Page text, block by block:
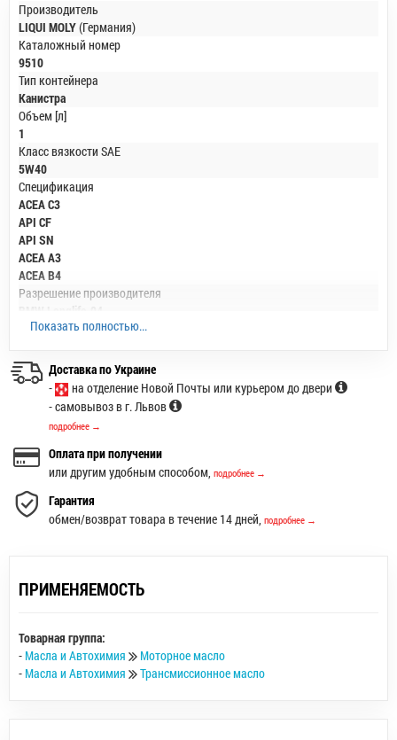
Производитель
LIQUI MOLY(Германия)
Каталожный номер
9510
Тип контейнера
Канистра
Объем [л]
1
Класс вязкости SAE
5W40
Спецификация
ACEA C3
API CF
API SN
ACEA A3
ACEA B4
Разрешение производителя
BMW Longlife-04
Ford WSS-M2C 917-A
Porsche A40
VW 502 00
VW 505 00
Рекомендации производителя масла
Fiat 9.55535-H2
Fiat 9.55535-M2
Fiat 9.55535-S2
Renault RN 0700
Renault RN 0710
5W-40
C3
Спецификация по API
SN
Показать полностью...
Доставка по Украине
-
на отделение Новой Почты или курьером до двери
- самовывоз в г. Львов
подробнее →
Оплата при получении
или другим удобным способом, подробнее →
Гарантия
обмен/возврат товара в течение 14 дней, подробнее →
ПРИМЕНЯЕМОСТЬ
Товарная группа:
- Масла и Автохимия
Моторное масло
- Масла и Автохимия Трансмиссионное масло